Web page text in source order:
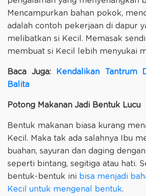
Mencampurkan bahan pokok,
adalah contoh pekerjaan di dapur
melibatkan si Kecil. Memasak
membuat si Kecil lebih menyukai
Baca Juga: Kendalikan Tantrum
Balita
Potong Makanan Jadi Bentuk Lucu
Bentuk makanan biasa kurang
Kecil. Maka tak ada salahnya Ibu
buahan, sayuran dan daging
seperti bintang, segitiga atau hati.
bentuk-bentuk ini bisa menjadi
Kecil untuk mengenal bentuk.